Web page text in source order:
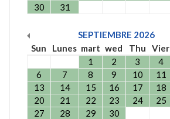
30
31
SEPTIEMBRE 2026
Sun
Lunes mart wed Thu Vier
1
2 3 4
6
7 8 9 10 11
13
14 15 16 17 18
20
21 22 23 24 25
27
28 29 30